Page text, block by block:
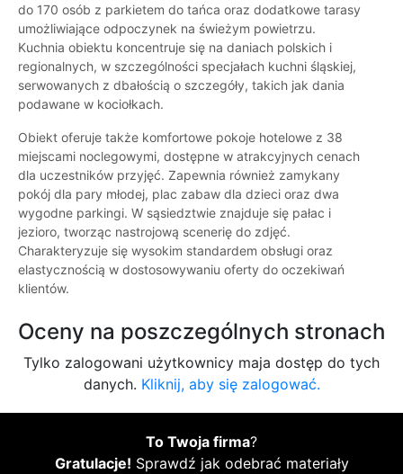
do 170 osób z parkietem do tańca oraz dodatkowe tarasy
umożliwiające odpoczynek na świeżym powietrzu.
Kuchnia obiektu koncentruje się na daniach polskich i
regionalnych, w szczególności specjałach kuchni śląskiej,
serwowanych z dbałością o szczegóły, takich jak dania
podawane w kociołkach.
Obiekt oferuje także komfortowe pokoje hotelowe z 38
miejscami noclegowymi, dostępne w atrakcyjnych cenach
dla uczestników przyjęć. Zapewnia również zamykany
pokój dla pary młodej, plac zabaw dla dzieci oraz dwa
wygodne parkingi. W sąsiedztwie znajduje się pałac i
jezioro, tworząc nastrojową scenerię do zdjęć.
Charakteryzuje się wysokim standardem obsługi oraz
elastycznością w dostosowywaniu oferty do oczekiwań
klientów.
Oceny na poszczególnych stronach
Tylko zalogowani użytkownicy maja dostęp do tych
danych. Kliknij, aby się zalogować.
To Twoja firma?
Gratulacje! Sprawdź jak odebrać materiały